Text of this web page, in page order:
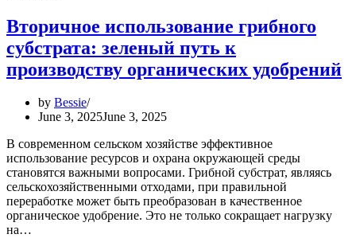
Вторичное использование грибного
субстрата: зеленый путь к
производству органических удобрений
by Bessie
June 3, 2025June 3, 2025
В современном сельском хозяйстве эффективное
использование ресурсов и охрана окружающей среды
становятся важными вопросами. Грибной субстрат, являясь
сельскохозяйственными отходами, при правильной
переработке может быть преобразован в качественное
органическое удобрение. Это не только сокращает нагрузку
на…